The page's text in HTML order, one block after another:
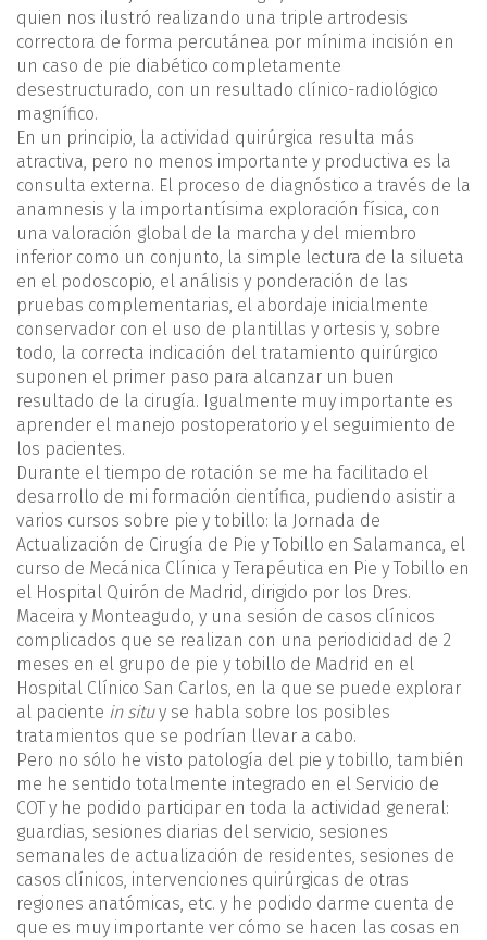
quien nos ilustró realizando una triple artrodesis
correctora de forma percutánea por mínima incisión en
un caso de pie diabético completamente
desestructurado, con un resultado clínico-radiológico
magnífico.
En un principio, la actividad quirúrgica resulta más
atractiva, pero no menos importante y productiva es la
consulta externa. El proceso de diagnóstico a través de la
anamnesis y la importantísima exploración física, con
una valoración global de la marcha y del miembro
inferior como un conjunto, la simple lectura de la silueta
en el podoscopio, el análisis y ponderación de las
pruebas complementarias, el abordaje inicialmente
conservador con el uso de plantillas y ortesis y, sobre
todo, la correcta indicación del tratamiento quirúrgico
suponen el primer paso para alcanzar un buen
resultado de la cirugía. Igualmente muy importante es
aprender el manejo postoperatorio y el seguimiento de
los pacientes.
Durante el tiempo de rotación se me ha facilitado el
desarrollo de mi formación científica, pudiendo asistir a
varios cursos sobre pie y tobillo: la Jornada de
Actualización de Cirugía de Pie y Tobillo en Salamanca, el
curso de Mecánica Clínica y Terapéutica en Pie y Tobillo en
el Hospital Quirón de Madrid, dirigido por los Dres.
Maceira y Monteagudo, y una sesión de casos clínicos
complicados que se realizan con una periodicidad de 2
meses en el grupo de pie y tobillo de Madrid en el
Hospital Clínico San Carlos, en la que se puede explorar
al paciente in situy se habla sobre los posibles
tratamientos que se podrían llevar a cabo.
Pero no sólo he visto patología del pie y tobillo, también
me he sentido totalmente integrado en el Servicio de
COT y he podido participar en toda la actividad general:
guardias, sesiones diarias del servicio, sesiones
semanales de actualización de residentes, sesiones de
casos clínicos, intervenciones quirúrgicas de otras
regiones anatómicas, etc. y he podido darme cuenta de
que es muy importante ver cómo se hacen las cosas en